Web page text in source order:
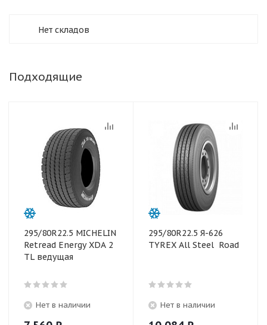
Нет складов
Подходящие
295/80R22.5 MICHELIN
Retread Energy XDA 2
TL ведущая
Нет в наличии
295/80R22.5 Я-626
TYREX All Steel Road
Нет в наличии